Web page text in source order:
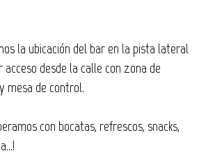
la ubicación del bar en la pista lateral
desde la calle con zona de
mesa de control.
con bocatas, refrescos, snacks,